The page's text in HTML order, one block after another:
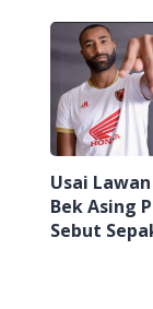
Usai
Bek Asing
Sebut